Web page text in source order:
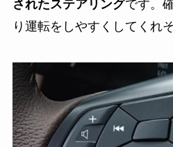
されたステアリングです。
り運転をしやすくしてくれそ